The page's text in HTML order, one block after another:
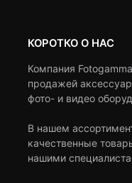
КОРОТКО О НАС
Компания
продажей
фото- и видео
В нашем
качественные
нашими